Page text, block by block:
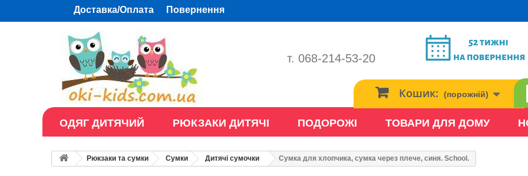
Доставка/Оплата Повернення
т. 068-214-53-20
Кошик: (порожній)
ОДЯГ ДИТЯЧИЙ РЮКЗАКИ ДИТЯЧІ ПОДОРОЖІ ТОВАРИ ДЛЯ ДОМУ
Рюкзаки та сумки Сумки Дитячі сумочки Сумка для хлопчика, сумка через плече, синя. School.